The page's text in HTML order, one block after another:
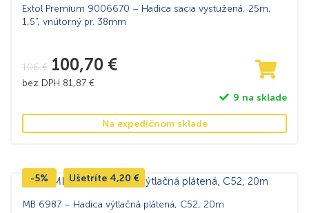
Extol Premium 9006670 – Hadica sacia vystužená, 25m,
1,5“, vnútorný pr. 38mm
106€ 100,70 €
bez DPH 81,87 €
9 na sklade
Na expedičnom sklade
-5% Ušetríte 4,20 €
MB 6987 – Hadica výtlačná plátená, C52, 20m